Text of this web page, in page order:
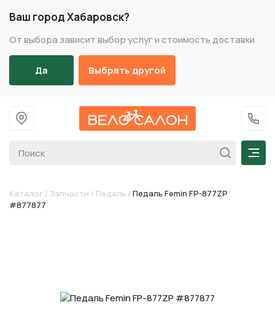
Ваш город Хабаровск?
От выбора зависит выбор услуг и стоимость доставки
Да Выбрать другой
На главную
+7
Каталог / Запчасти / Педаль / Педаль Femin FP-877ZP
#877877